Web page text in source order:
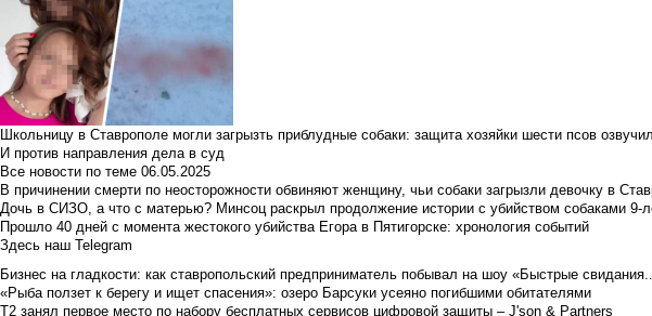
Школьницу в Ставрополе могли загрызть приблудные собаки: защита хозяйки шести псов
И против направления дела в суд
Все новости по теме 06.05.2025
В причинении смерти по неосторожности обвиняют женщину, чьи собаки загрызли девочку в
Дочь в СИЗО, а что с матерью? Минсоц раскрыл продолжение истории с убийством собаками 9-
Прошло 40 дней с момента жестокого убийства Егора в Пятигорске: хронология событий
Здесь наш Telegram
Бизнес на гладкости: как ставропольский предприниматель побывал на шоу «Быстрые
«Рыба ползет к берегу и ищет спасения»: озеро Барсуки усеяно погибшими обитателями
Т2 занял первое место по набору бесплатных сервисов цифровой защиты – J'son & Partners